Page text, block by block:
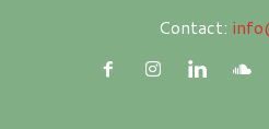
Contact: